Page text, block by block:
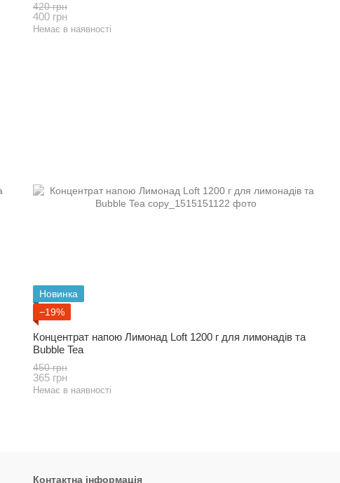
420 грн
400 грн
Немає в наявності
Новинка
−19%
Концентрат напою Лимонад Loft 1200 г для лимонадів та
Bubble Tea
450 грн
365 грн
Немає в наявності
Контактна інформація